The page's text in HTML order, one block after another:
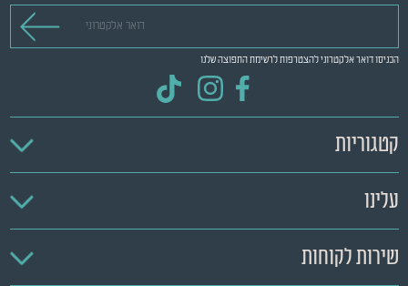
הכניסו דואר אלקטרוני להצטרפות לרשימת התפוצה שלנו
קטגוריות
עלינו
שירות לקוחות